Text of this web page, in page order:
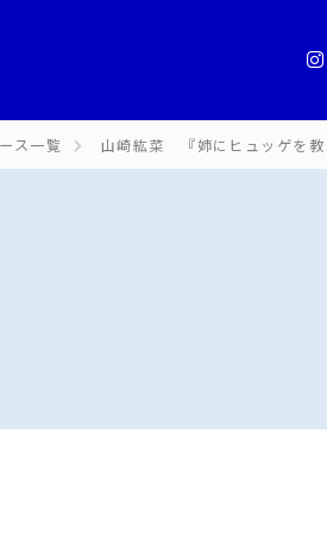
ス一覧 山崎紘菜 『姉にヒュッゲを教